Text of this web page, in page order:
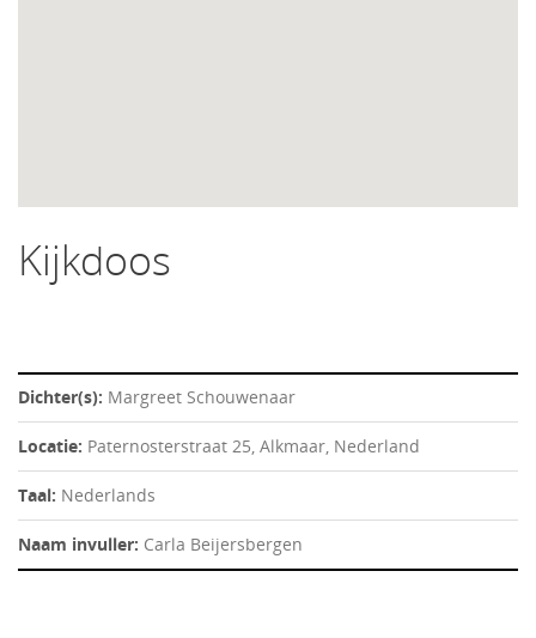
Kijkdoos
Dichter(s): Margreet Schouwenaar
Locatie: Paternosterstraat 25, Alkmaar, Nederland
Taal: Nederlands
Naam invuller: Carla Beijersbergen